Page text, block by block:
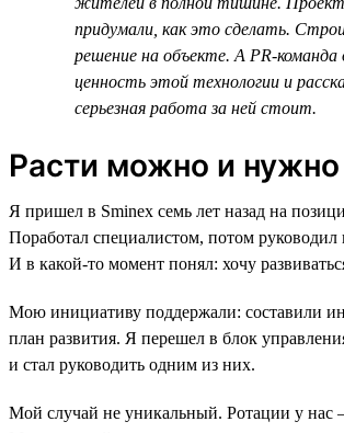
придумали, как это сделать.
решение на объекте. А PR-команда
ценность этой технологии и
серьезная работа за ней стоит.
Расти можно и нужно
Я пришел в Sminex семь лет назад на
Поработал специалистом, потом руководил
И в какой-то момент понял: хочу
Мою инициативу поддержали: составили
план развития. Я перешел в блок
и стал руководить одним из них.
Мой случай не уникальный. Ротации у нас